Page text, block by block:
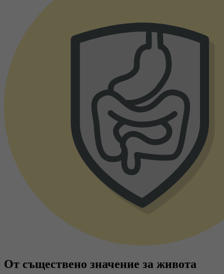
От съществено значение за живота